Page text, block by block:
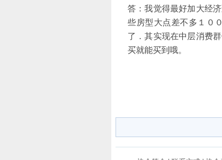
答：我觉得最好加大经
些房型大点差不多１０
了．其实现在中层消费
买就能买到哦。